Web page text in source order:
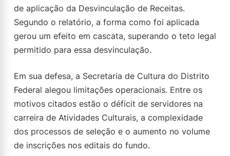
de aplicação da Desvinculação de Receitas.
Segundo o relatório, a forma como foi aplicada
gerou um efeito em cascata, superando o teto legal
permitido para essa desvinculação.
Em sua defesa, a Secretaria de Cultura do Distrito
Federal alegou limitações operacionais. Entre os
motivos citados estão o déficit de servidores na
carreira de Atividades Culturais, a complexidade
dos processos de seleção e o aumento no volume
de inscrições nos editais do fundo.